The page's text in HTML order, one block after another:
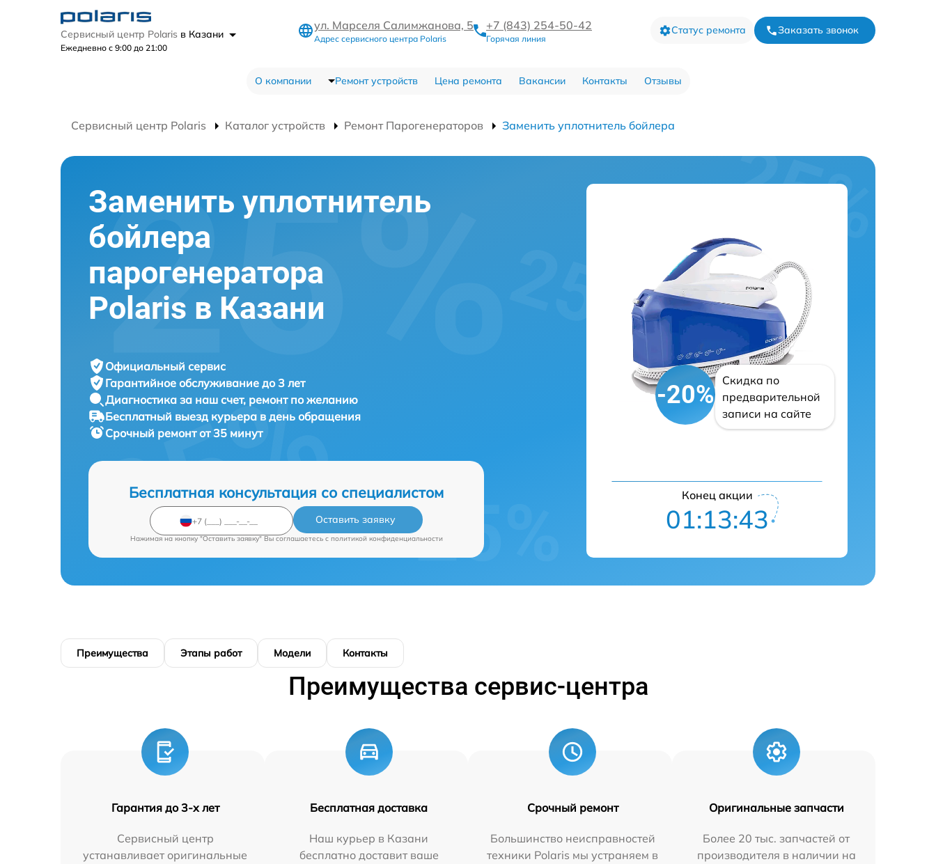
Сервисный центр Polaris в Казани
Ежедневно с 9:00 до 21:00
ул. Марселя Салимжанова, 5
Адрес сервисного центра Polaris
+7 (843) 254-50-42
Горячая линия
Статус ремонта Заказать звонок
О компании Ремонт устройств Цена ремонта Вакансии Контакты Отзывы
Сервисный центр Polaris Каталог устройств Ремонт Парогенераторов Заменить уплотнитель бойлера
Заменить уплотнитель
бойлера
парогенератора
Polaris в Казани
Официальный сервис
Гарантийное обслуживание до 3 лет
Диагностика за наш счет, ремонт по желанию
Бесплатный выезд курьера в день обращения
Срочный ремонтот 35 минут
Бесплатная консультация со специалистом
Оставить заявку
Нажимая на кнопку "Оставить заявку" Вы соглашаетесь c политикой конфиденциальности
-20%
Скидка по
предварительной
записи на сайте
Конец акции
01:13:42
Преимущества Этапы работ Модели Контакты
Преимущества сервис-центра
Гарантия до 3-х лет
Сервисный центр
устанавливает оригинальные
Бесплатная доставка
Наш курьер в Казани
бесплатно доставит ваше
Срочный ремонт
Большинство неисправностей
техники Polaris мы устраняем в
Оригинальные запчасти
Более 20 тыс. запчастей от
производителя в наличии на